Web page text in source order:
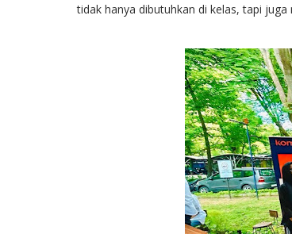
tidak hanya dibutuhkan di kelas, tapi